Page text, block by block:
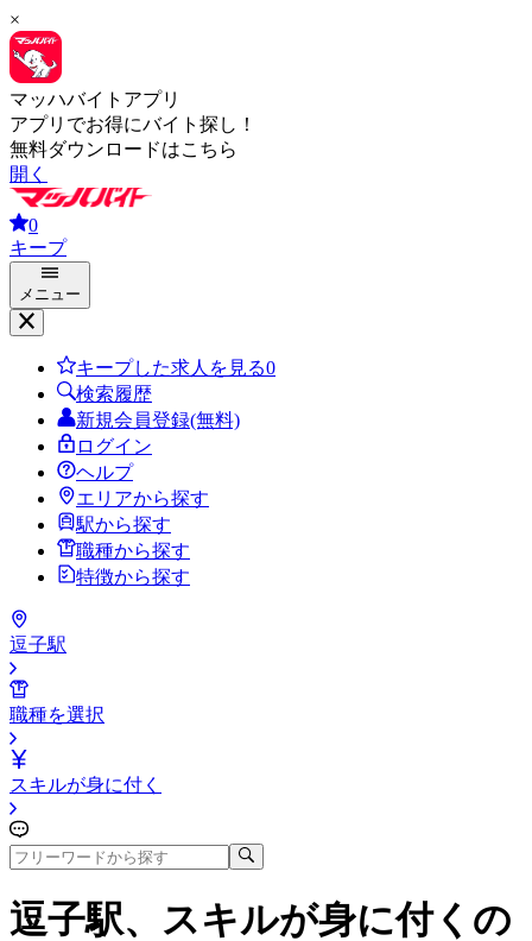
×
マッハバイトアプリ
アプリでお得にバイト探し！
無料ダウンロードはこちら
開く
0
キープ
メニュー
キープした求人を見る0
検索履歴
新規会員登録(無料)
ログイン
ヘルプ
エリアから探す
駅から探す
職種から探す
特徴から探す
逗子駅
職種を選択
スキルが身に付く
逗子駅、スキルが身に付く の